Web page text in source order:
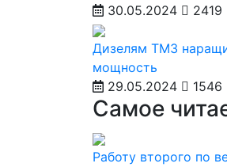
30.05.2024
2419
Дизелям ТМЗ
мощность
29.05.2024
1546
Самое
Работу второго по